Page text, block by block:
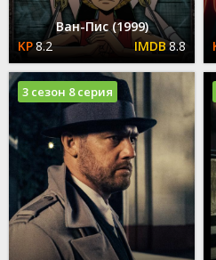
Ван-Пис (1999)
8.2
8.8
3 сезон 8 серия